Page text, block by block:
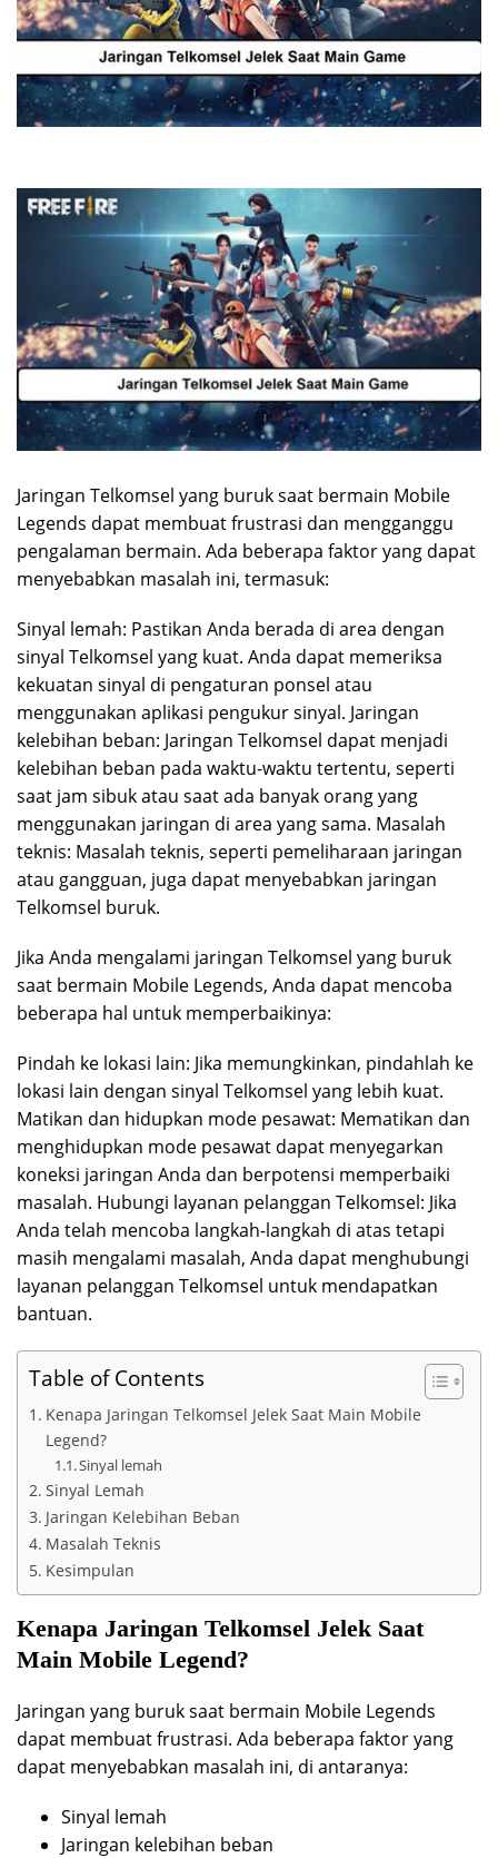
Jaringan Telkomsel yang buruk saat bermain Mobile
Legends dapat membuat frustrasi dan mengganggu
pengalaman bermain. Ada beberapa faktor yang dapat
menyebabkan masalah ini, termasuk:
Sinyal lemah: Pastikan Anda berada di area dengan
sinyal Telkomsel yang kuat. Anda dapat memeriksa
kekuatan sinyal di pengaturan ponsel atau
menggunakan aplikasi pengukur sinyal. Jaringan
kelebihan beban: Jaringan Telkomsel dapat menjadi
kelebihan beban pada waktu-waktu tertentu, seperti
saat jam sibuk atau saat ada banyak orang yang
menggunakan jaringan di area yang sama. Masalah
teknis: Masalah teknis, seperti pemeliharaan jaringan
atau gangguan, juga dapat menyebabkan jaringan
Telkomsel buruk.
Jika Anda mengalami jaringan Telkomsel yang buruk
saat bermain Mobile Legends, Anda dapat mencoba
beberapa hal untuk memperbaikinya:
Pindah ke lokasi lain: Jika memungkinkan, pindahlah ke
lokasi lain dengan sinyal Telkomsel yang lebih kuat.
Matikan dan hidupkan mode pesawat: Mematikan dan
menghidupkan mode pesawat dapat menyegarkan
koneksi jaringan Anda dan berpotensi memperbaiki
masalah. Hubungi layanan pelanggan Telkomsel: Jika
Anda telah mencoba langkah-langkah di atas tetapi
masih mengalami masalah, Anda dapat menghubungi
layanan pelanggan Telkomsel untuk mendapatkan
bantuan.
Table of Contents
Kenapa Jaringan Telkomsel Jelek Saat Main Mobile
Legend?
Sinyal lemah
Sinyal Lemah
Jaringan Kelebihan Beban
Masalah Teknis
Kesimpulan
Kenapa Jaringan Telkomsel Jelek Saat
Main Mobile Legend?
Jaringan yang buruk saat bermain Mobile Legends
dapat membuat frustrasi. Ada beberapa faktor yang
dapat menyebabkan masalah ini, di antaranya:
Sinyal lemah
Jaringan kelebihan beban